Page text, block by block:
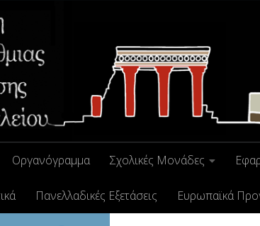
Οργανόγραμμα Σχολικές Μονάδες
Πανελλαδικές Εξετάσεις Ευρωπαϊκά